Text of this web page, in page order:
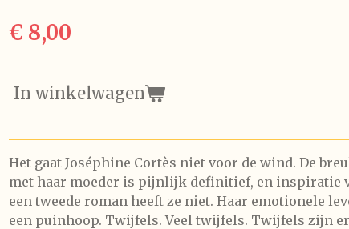
€ 8,00
In winkelwagen
Het gaat Joséphine Cortès niet voor de wind. De
met haar moeder is pijnlijk definitief, en inspiratie
een tweede roman heeft ze niet. Haar emotionele
een puinhoop. Twijfels. Veel twijfels. Twijfels zijn